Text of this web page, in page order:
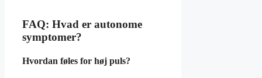
FAQ: Hvad er autonome
symptomer?
Hvordan føles for høj puls?